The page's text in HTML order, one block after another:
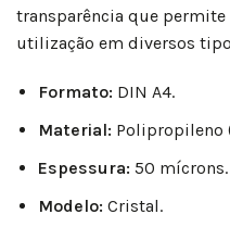
transparência que
utilização em diversos
Formato: DIN A4.
Material: Polipropileno
Espessura: 50 mícrons.
Modelo: Cristal.